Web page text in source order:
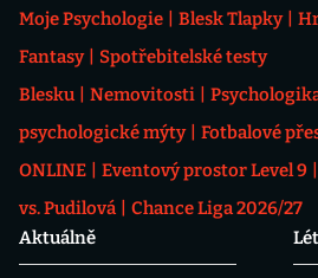
Moje Psychologie Blesk Tlapky
Fantasy
Spotřebitelské testy
Blesku
Nemovitosti
psychologické mýty
Fotbalové
ONLINE
Eventový prostor Level 9
vs. Pudilová
Chance Liga 2026/27
Aktuálně